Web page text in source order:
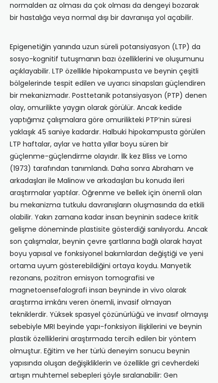
normalden az olması da çok olması da dengeyi bozarak
bir hastalığa veya normal dışı bir davranışa yol açabilir.
Epigenetiğin yanında uzun süreli potansiyasyon (LTP) da
sosyo-kognitif tutuşmanın bazı özelliklerini ve oluşumunu
açıklayabilir. LTP özellikle hipokampusta ve beynin çeşitli
bölgelerinde tespit edilen ve uyarıcı sinapsları güçlendiren
bir mekanizmadır. Posttetanik potansiyasyon (PTP) denen
olay, omurilikte yaygın olarak görülür. Ancak kedide
yaptığımız çalışmalara göre omurilikteki PTP’nin süresi
yaklaşık 45 saniye kadardır. Halbuki hipokampusta görülen
LTP haftalar, aylar ve hatta yıllar boyu süren bir
güçlenme-güçlendirme olayıdır. İlk kez Bliss ve Lomo
(1973) tarafından tanımlandı. Daha sonra Abraham ve
arkadaşları ile Malinow ve arkadaşları bu konuda ileri
araştırmalar yaptılar. Öğrenme ve bellek için önemli olan
bu mekanizma tutkulu davranışların oluşmasında da etkili
olabilir. Yakın zamana kadar insan beyninin sadece kritik
gelişme döneminde plastisite gösterdiği sanılıyordu. Ancak
son çalışmalar, beynin çevre şartlarına bağlı olarak hayat
boyu yapısal ve fonksiyonel bakımlardan değiştiği ve yeni
ortama uyum gösterebildiğini ortaya koydu. Manyetik
rezonans, pozitron emisyon tomografisi ve
magnetoensefalografi insan beyninde in vivo olarak
araştırma imkânı veren önemli, invasif olmayan
tekniklerdir. Yüksek spasyel çözünürlüğü ve invasıf olmayışı
sebebiyle MRI beyinde yapı-fonksiyon ilişkilerini ve beynin
plastik özelliklerini araştırmada tercih edilen bir yöntem
olmuştur. Eğitim ve her türlü deneyim sonucu beynin
yapısında oluşan değişikliklerin ve özellikle gri cevherdeki
artışın muhtemel sebepleri şöyle sıralanabilir: Gen